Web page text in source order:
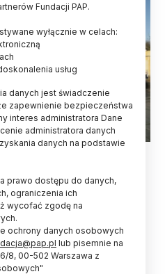
Śląskiego Parku Nauki w
ma przekazać
miliony złotych na
Wicedyrektor
wyjaśnił, że nowy
zdolności obserwacji
fal radiowych.
Fundacji PAP.
wyłącznie w celach:
usług
danych jest świadczenie
zapewnienie bezpieczeństwa
interes administratora Dane
administratora danych
danych na podstawie
prawo dostępu do danych,
ograniczenia ich
wycofać zgodę na
ochrony danych osobowych
lub pisemnie na
8, 00-502 Warszawa z